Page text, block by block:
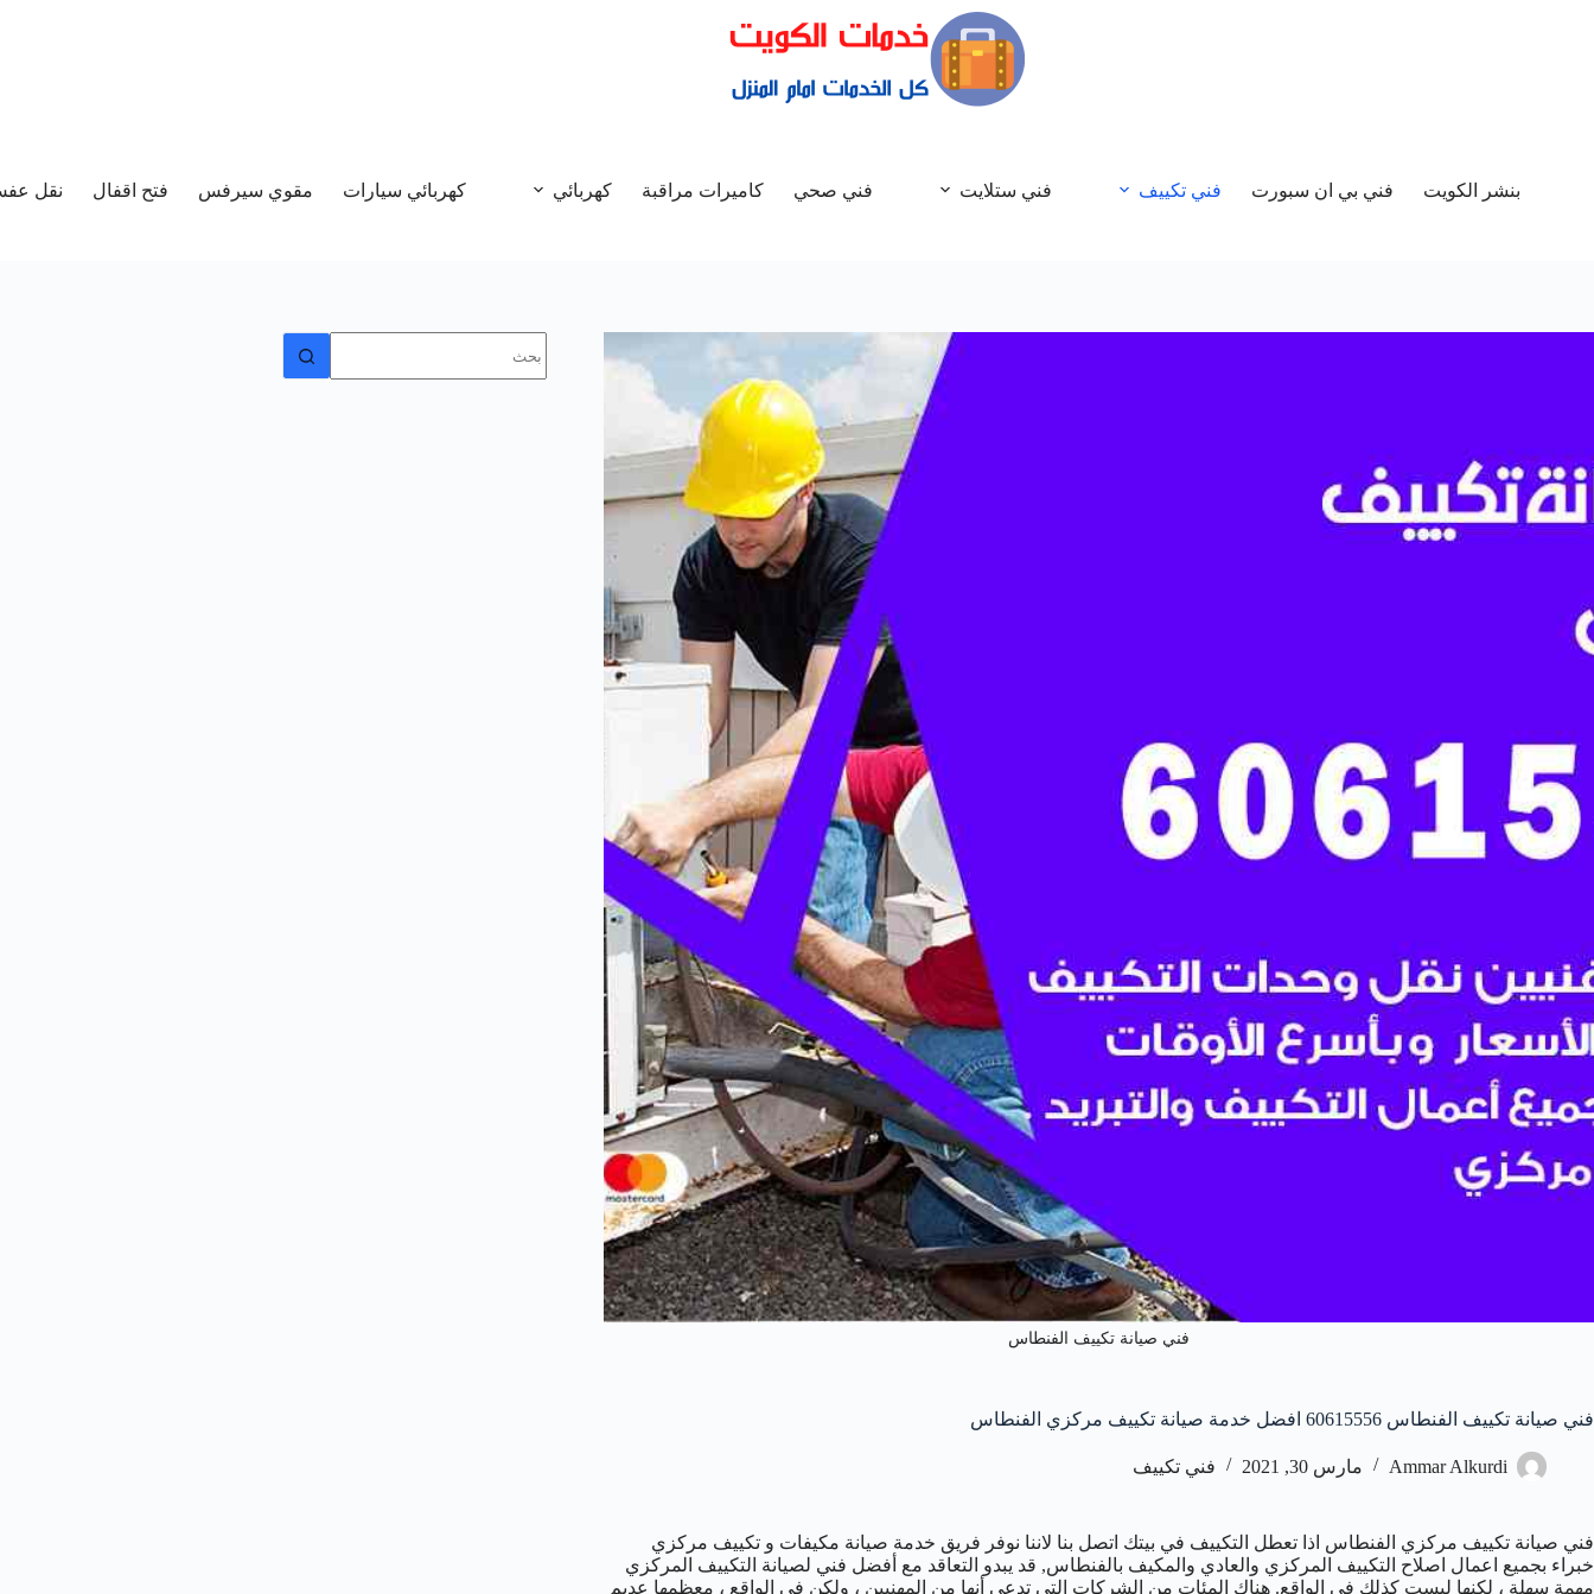
بنشر الكويت فني بي ان سبورت فني تكييف فني ستلايت فني صحي كاميرات مراقبة كهربائي كهربائي سيارات مقوي سيرفس فتح اقفال نقل
فني صيانة تكييف الفنطاس
فني صيانة تكييف الفنطاس 60615556 افضل خدمة صيانة تكييف مركزي الفنطاس
Ammar Alkurdi مارس 30, 2021 فني تكييف
فني صيانة تكييف مركزي الفنطاس اذا تعطل التكييف في بيتك اتصل بنا لاننا نوفر فريق خدمة صيانة مكيفات و تكييف مركزي
خبراء بجميع اعمال اصلاح التكييف المركزي والعادي والمكيف بالفنطاس, قد يبدو التعاقد مع أفضل فني لصيانة التكييف المركزي
مهمة سهلة ، لكنها ليست كذلك في الواقع. هناك المئات من الشركات التي تدعي أنها من المهنيين ، ولكن في الواقع ، معظمها عديم